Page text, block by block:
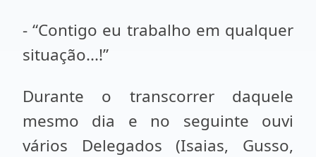
- “Contigo eu trabalho em qualquer
situação...!”
Durante o transcorrer daquele
mesmo dia e no seguinte ouvi
vários Delegados (Isaias, Gusso,